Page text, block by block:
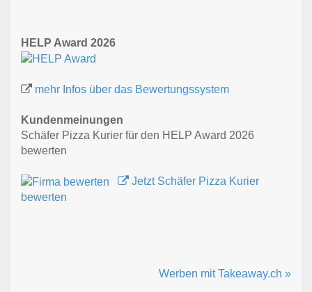
HELP Award 2026
mehr Infos über das Bewertungssystem
Kundenmeinungen
Schäfer Pizza Kurier für den HELP Award 2026
bewerten
Jetzt Schäfer Pizza Kurier
bewerten
Werben mit Takeaway.ch »